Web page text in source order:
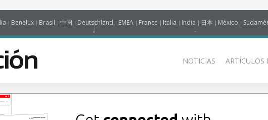
Benelux Brasil 中国 Deutschland EMEA France Italia India 日本 México
NOTICIAS ARTÍCULOS